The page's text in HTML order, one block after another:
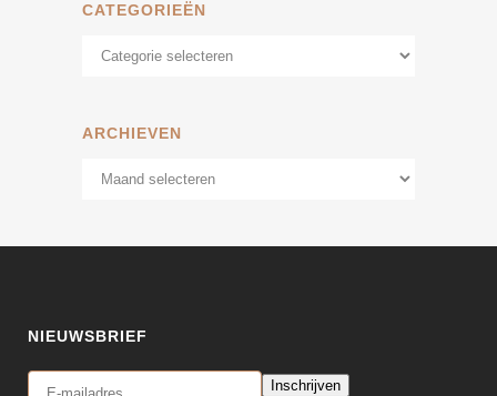
CATEGORIEËN
Categorieën
ARCHIEVEN
Archieven
NIEUWSBRIEF
Inschrijven